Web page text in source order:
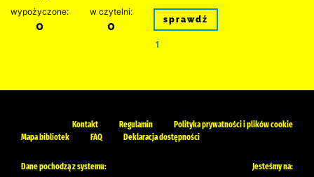
wypożyczone:
0
w czytelni:
0 sprawdź
1
Kontakt Regulamin
Polityka prywatności i plików cookie
Mapa bibliotek
FAQ Deklaracja dostępności
Dane pochodzą z systemu: Jesteśmy na: